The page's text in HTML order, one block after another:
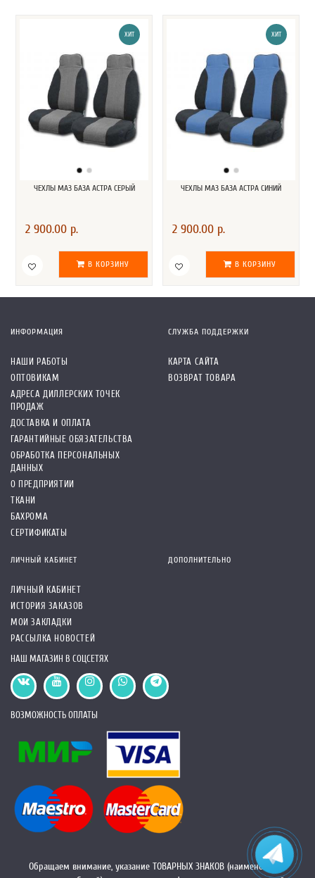
ХИТ
ЧЕХЛЫ МАЗ БАЗА АСТРА СЕРЫЙ
2 900.00 р.
В КОРЗИНУ
ХИТ
ЧЕХЛЫ МАЗ БАЗА АСТРА СИНИЙ
2 900.00 р.
В КОРЗИНУ
ИНФОРМАЦИЯ
НАШИ РАБОТЫ
ОПТОВИКАМ
АДРЕСА ДИЛЛЕРСКИХ ТОЧЕК
ПРОДАЖ
ДОСТАВКА И ОПЛАТА
ГАРАНТИЙНЫЕ ОБЯЗАТЕЛЬСТВА
ОБРАБОТКА ПЕРСОНАЛЬНЫХ
ДАННЫХ
О ПРЕДПРИЯТИИ
ТКАНИ
БАХРОМА
СЕРТИФИКАТЫ
СЛУЖБА ПОДДЕРЖКИ
КАРТА САЙТА
ВОЗВРАТ ТОВАРА
ЛИЧНЫЙ КАБИНЕТ
ЛИЧНЫЙ КАБИНЕТ
ИСТОРИЯ ЗАКАЗОВ
МОИ ЗАКЛАДКИ
РАССЫЛКА НОВОСТЕЙ
ДОПОЛНИТЕЛЬНО
НАШ МАГАЗИН В СОЦСЕТЯХ
ВОЗМОЖНОСТЬ ОПЛАТЫ
Обращаем внимание, указание ТОВАРНЫХ ЗНАКОВ (наименований